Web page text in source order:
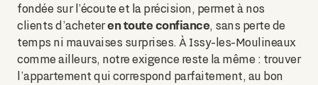
fondée sur l’écoute et la précision, permet à nos
clients d’acheteren toute confiance, sans perte de
temps ni mauvaises surprises. À Issy-les-Moulineaux
comme ailleurs, notre exigence reste la même : trouver
l’appartement qui correspond parfaitement, au bon